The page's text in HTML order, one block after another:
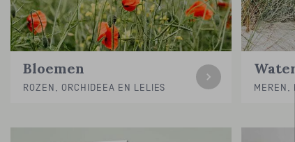
Bloemen
ROZEN, ORCHIDEEA EN LELIES MEREN,